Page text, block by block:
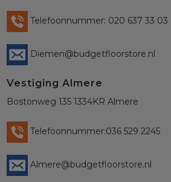
Telefoonnummer: 020 637 33 03
Diemen@budgetfloorstore.nl
Vestiging Almere
Bostonweg 135 1334KR Almere
Telefoonnummer:036 529 2245
Almere@budgetfloorstore.nl